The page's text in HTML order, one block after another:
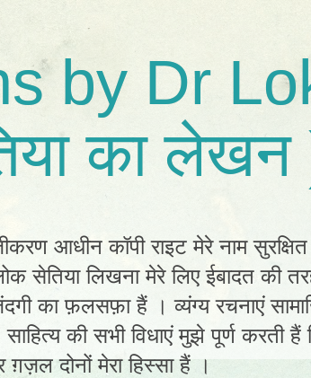
by Dr
का लेखन
आधीन कॉपी राइट मेरे नाम
सेतिया लिखना मेरे लिए ईबादत की
का फ़लसफ़ा हैं । व्यंग्य रचनाएं
की सभी विधाएं मुझे पूर्ण करती हैं
दोनों मेरा हिस्सा हैं ।